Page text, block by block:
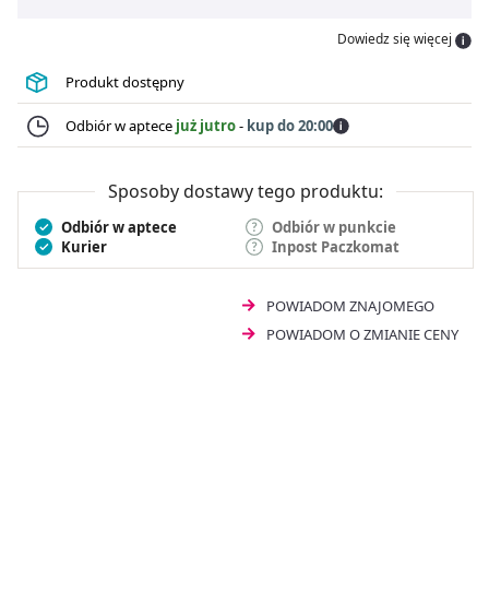
Dowiedz się więcej
Produkt dostępny
Odbiór w aptece już jutro- kup do 20:00
Sposoby dostawy tego produktu:
Odbiór w aptece
Odbiór w punkcie
Kurier
Inpost Paczkomat
POWIADOM ZNAJOMEGO
POWIADOM O ZMIANIE CENY